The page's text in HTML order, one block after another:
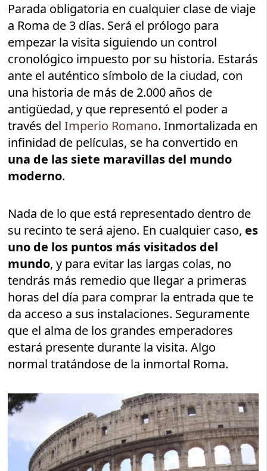
Parada obligatoria en cualquier clase de viaje
a Roma de 3 días. Será el prólogo para
empezar la visita siguiendo un control
cronológico impuesto por su historia. Estarás
ante el auténtico símbolo de la ciudad, con
una historia de más de 2.000 años de
antigüedad, y que representó el poder a
través delImperio Romano. Inmortalizada en
infinidad de películas, se ha convertido en
una de las siete maravillas del mundo
moderno.
Nada de lo que está representado dentro de
su recinto te será ajeno. En cualquier caso, es
uno de los puntos más visitados del
mundo, y para evitar las largas colas, no
tendrás más remedio que llegar a primeras
horas del día para comprar la entrada que te
da acceso a sus instalaciones. Seguramente
que el alma de los grandes emperadores
estará presente durante la visita. Algo
normal tratándose de la inmortal Roma.